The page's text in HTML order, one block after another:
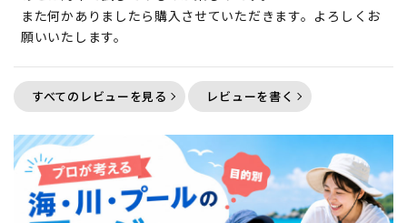
また何かありましたら購入させていただきます。よろしくお
願いいたします。
すべてのレビューを見る レビューを書く